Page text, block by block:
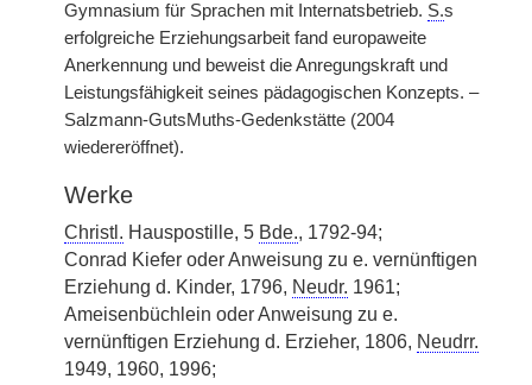
Gymnasium für Sprachen mit Internatsbetrieb. S.s
erfolgreiche Erziehungsarbeit fand europaweite
Anerkennung und beweist die Anregungskraft und
Leistungsfähigkeit seines pädagogischen Konzepts. –
Salzmann-GutsMuths-Gedenkstätte (2004
wiedereröffnet).
Werke
Christl. Hauspostille, 5 Bde., 1792-94;
Conrad Kiefer oder Anweisung zu e. vernünftigen
Erziehung d. Kinder, 1796, Neudr. 1961;
Ameisenbüchlein oder Anweisung zu e.
vernünftigen Erziehung d. Erzieher, 1806, Neudrr.
1949, 1960, 1996;